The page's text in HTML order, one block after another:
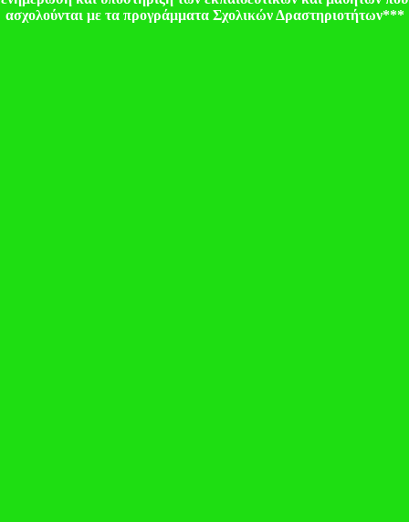
ασχολούνται με τα προγράμματα Σχολικών Δραστηριοτήτων***